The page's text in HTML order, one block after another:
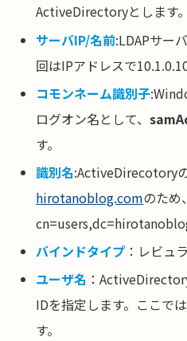
ActiveDirectoryとします。
サーバIP/名前:LDAPサー
回はIPアドレスで
コモンネーム識別子
ログオン名として、
す。
識別名:ActiveDirecotory
hirotanoblog.comのため、
バインドタイプ ：レビュ
ユーザ名 ：
IDを指定します。ここで
す。